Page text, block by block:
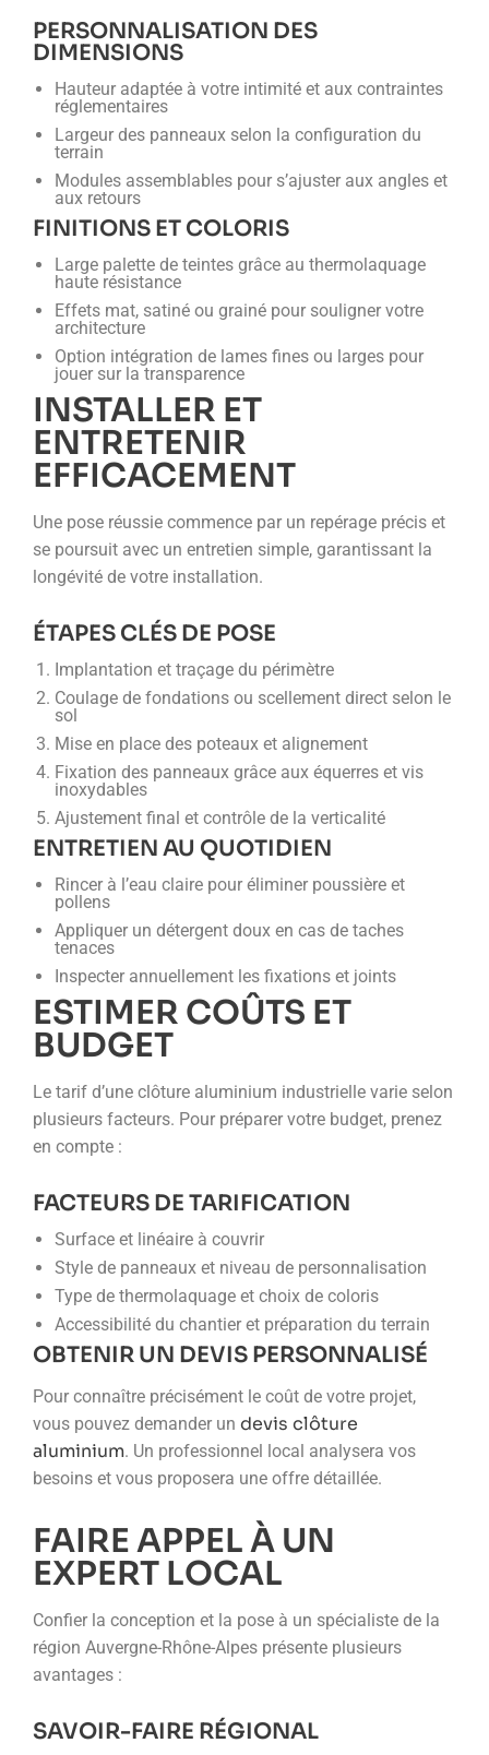
PERSONNALISATION DES
DIMENSIONS
Hauteur adaptée à votre intimité et aux contraintes
réglementaires
Largeur des panneaux selon la configuration du
terrain
Modules assemblables pour s’ajuster aux angles et
aux retours
FINITIONS ET COLORIS
Large palette de teintes grâce au thermolaquage
haute résistance
Effets mat, satiné ou grainé pour souligner votre
architecture
Option intégration de lames fines ou larges pour
jouer sur la transparence
INSTALLER ET
ENTRETENIR
EFFICACEMENT
Une pose réussie commence par un repérage précis et
se poursuit avec un entretien simple, garantissant la
longévité de votre installation.
ÉTAPES CLÉS DE POSE
Implantation et traçage du périmètre
Coulage de fondations ou scellement direct selon le
sol
Mise en place des poteaux et alignement
Fixation des panneaux grâce aux équerres et vis
inoxydables
Ajustement final et contrôle de la verticalité
ENTRETIEN AU QUOTIDIEN
Rincer à l’eau claire pour éliminer poussière et
pollens
Appliquer un détergent doux en cas de taches
tenaces
Inspecter annuellement les fixations et joints
ESTIMER COÛTS ET
BUDGET
Le tarif d’une clôture aluminium industrielle varie selon
plusieurs facteurs. Pour préparer votre budget, prenez
en compte :
FACTEURS DE TARIFICATION
Surface et linéaire à couvrir
Style de panneaux et niveau de personnalisation
Type de thermolaquage et choix de coloris
Accessibilité du chantier et préparation du terrain
OBTENIR UN DEVIS PERSONNALISÉ
Pour connaître précisément le coût de votre projet,
vous pouvez demander un devis clôture
aluminium. Un professionnel local analysera vos
besoins et vous proposera une offre détaillée.
FAIRE APPEL À UN
EXPERT LOCAL
Confier la conception et la pose à un spécialiste de la
région Auvergne-Rhône-Alpes présente plusieurs
avantages :
SAVOIR-FAIRE RÉGIONAL